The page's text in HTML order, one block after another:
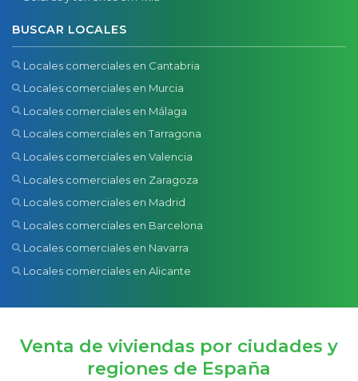
BUSCAR LOCALES
Locales comerciales en Cantabria
Locales comerciales en Murcia
Locales comerciales en Málaga
Locales comerciales en Tarragona
Locales comerciales en Valencia
Locales comerciales en Zaragoza
Locales comerciales en Madrid
Locales comerciales en Barcelona
Locales comerciales en Navarra
Locales comerciales en Alicante
Venta de viviendas por ciudades y
regiones de España